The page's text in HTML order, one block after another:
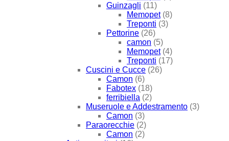
Guinzagli (11)
Memopet (8)
Treponti (3)
Pettorine (26)
camon (5)
Memopet (4)
Treponti (17)
Cuscini e Cucce (26)
Camon (6)
Fabotex (18)
ferribiella (2)
Museruole e Addestramento (3)
Camon (3)
Paraorecchie (2)
Camon (2)